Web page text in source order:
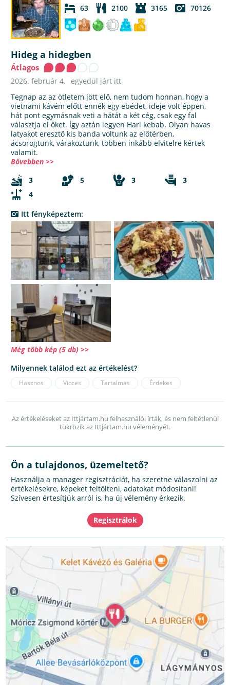
63
2100 3165 70126
Hideg a hidegben
Átlagos
2026. február 4.
egyedül járt itt
Tegnap az az ötletem jött elő, nem tudom honnan, hogy a
vietnami kávém előtt ennék egy ebédet, ideje volt éppen,
hát pont egymásnak veti a hátát a két cég, csak egy fal
választja el őket. Így aztán legyen Hari kebab. Olyan havas
latyakot eresztő kis banda voltunk az előtérben,
ácsorogtunk, várakoztunk, többen inkább elvitelre kértek
valamit.
Bővebben >>
3
5 3
3
4
Itt fényképeztem:
Még több kép (5 db) >>
Milyennek találod ezt az értékelést?
Hasznos Vicces Tartalmas Érdekes
Az értékeléseket az Ittjártam.hu felhasználói írták, és nem feltétlenül
tükrözik az Ittjártam.hu véleményét.
Ön a tulajdonos, üzemeltető?
Használja a manager regisztrációt, ha szeretne válaszolni az
értékelésekre, képeket feltölteni, adatokat módosítani!
Szívesen értesítjük arról is, ha új vélemény érkezik.